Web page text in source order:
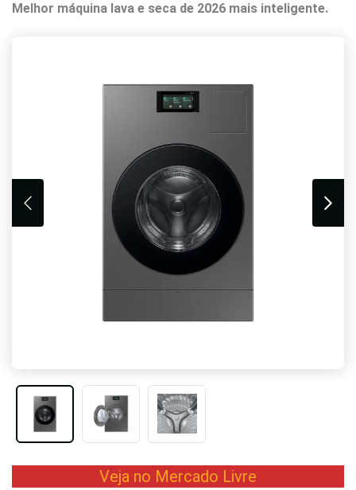
Melhor máquina lava e seca de 2026 mais inteligente.
Veja no Mercado Livre